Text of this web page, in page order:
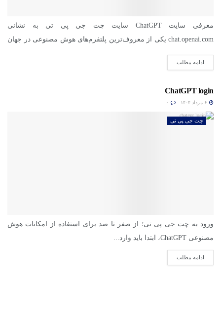
معرفی سایت ChatGPT سایت چت جی پی تی به نشانی
chat.openai.com یکی از معروف‌ترین پلتفرم‌های هوش مصنوعی در جهان
ادامه مطلب
ChatGPT login
چت جی پی تی
ورود به چت جی پی تی؛ از صفر تا صد برای استفاده از امکانات هوش
مصنوعی ChatGPT، ابتدا باید وارد...
ادامه مطلب